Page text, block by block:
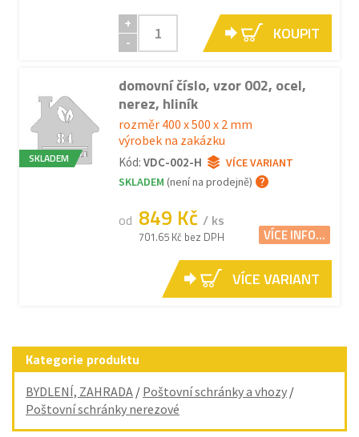
+
-
KOUPIT
SKLADEM
domovní číslo, vzor 002, ocel,
nerez, hliník
rozměr 400 x 500 x 2 mm
výrobek na zakázku
Kód: VDC-002-H
VÍCE VARIANT
SKLADEM (není na prodejně)
od 849 Kč / ks
701.65 Kč bez DPH VÍCE INFO...
VÍCE VARIANT
Kategorie produktu
BYDLENÍ, ZAHRADA / Poštovní schránky a vhozy /
Poštovní schránky nerezové